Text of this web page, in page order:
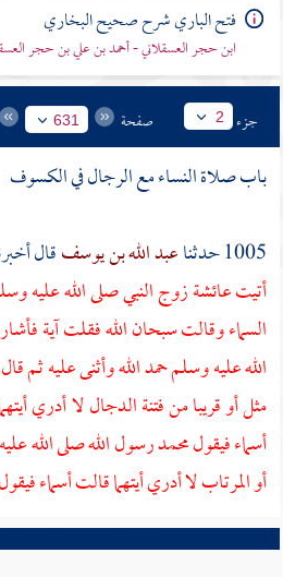
فتح الباري شرح صحيح البخاري
ابن حجر العسقلاني - أحمد بن علي بن حجر
جزء 2 صفحة 631
باب صلاة النساء مع الرجال في الكسوف
1005 حدثنا
عبد الله بن يوسفقال
أتيتعائشة زوج النبي صلى الله عليه
السماء وقالت سبحان الله فقلت آية
الله عليه وسلم حمد الله وأثنى عليه ثم قال
مثل أو قريبا من فتنةالدجاللا أدري
أسماءفيقول محمد رسول الله صلى الله
أو المرتاب لا أدري أيتهما قالتأسماء